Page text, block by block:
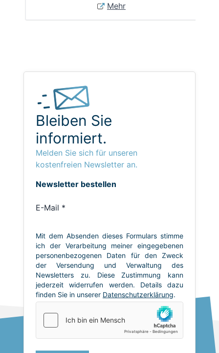
Mehr
Bleiben Sie
informiert.
Melden Sie sich für unseren
kostenfreien Newsletter an.